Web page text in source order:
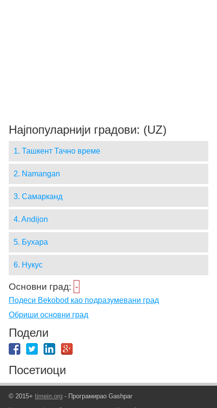
Најпопуларнији градови: (UZ)
1. Ташкент Тачно време
2. Namangan
3. Самарканд
4. Andijon
5. Бухара
6. Нукус
Основни град: -
Подеси Bekobod као подразумевани град
Обриши основни град
Подели
Посетиоци
© 2015+ timein.org- Програмирао Gashpar